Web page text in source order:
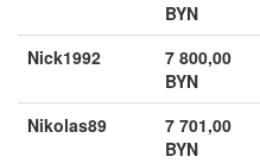
BYN
Nick1992
7 800,00
BYN
Nikolas89
7 701,00
BYN